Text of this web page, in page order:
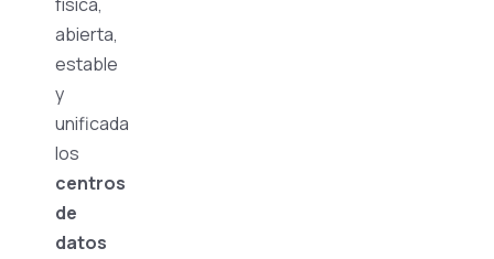
abierta,
estable
y
unificada
los
centros
de
datos